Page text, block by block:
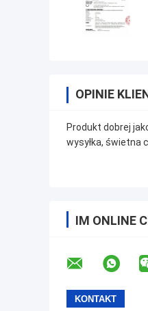
OPINIE
Produkt dobrej
wysyłka, świetna
IM ONLINE